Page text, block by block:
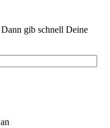
gib schnell Deine